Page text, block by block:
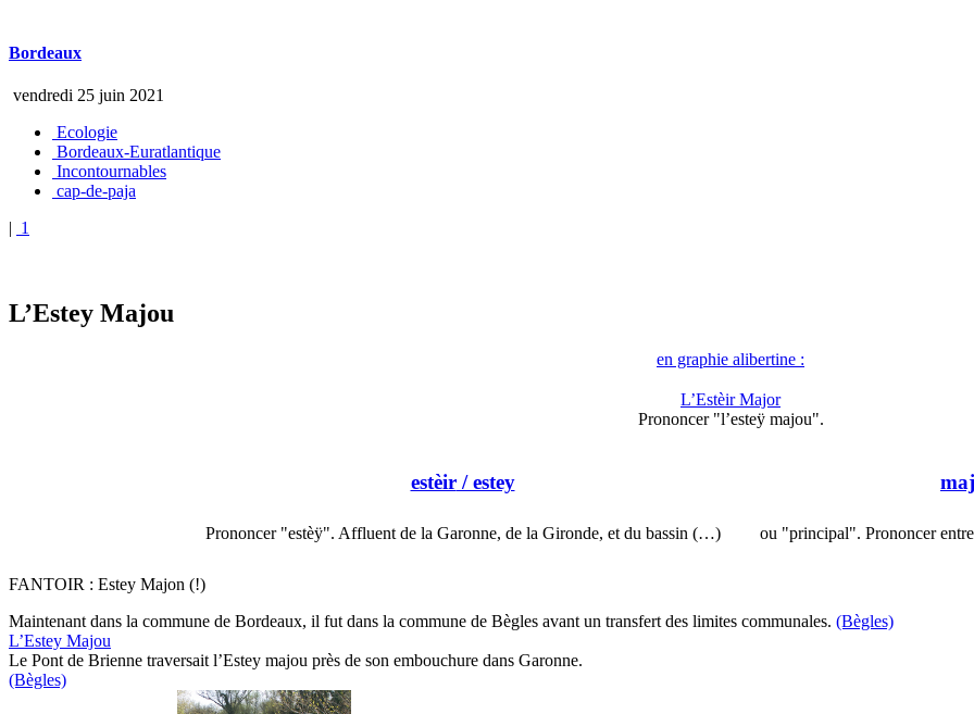
Bordeaux
vendredi 25 juin 2021
Ecologie
Bordeaux-Euratlantique
Incontournables
cap-de-paja
| 1
L’Estey Majou
en graphie alibertine :
L’Estèir Major
Prononcer "l’esteÿ majou".
estèir/ estey
Prononcer "estèÿ". Affluent de la Garonne, de la Gironde, et du bassin (…) ou "principal". Prononcer
FANTOIR : Estey Majon (!)
Maintenant dans la commune de Bordeaux, il fut dans la commune de Bègles avant un transfert des limites communales. (Bègles)
L’Estey Majou
Le Pont de Brienne traversait l’Estey majou près de son embouchure dans Garonne.
(Bègles)